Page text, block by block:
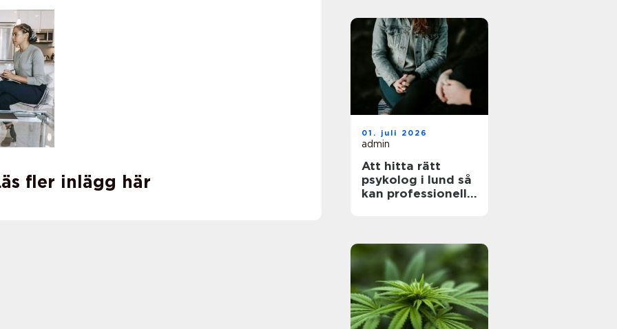
fler inlägg här
01. juli 2026
admin
Att hitta rätt
psykolog i lund så
kan professionell